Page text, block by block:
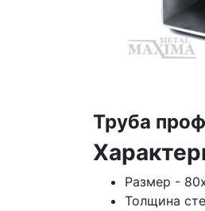
Труба
Размер -
Толщина